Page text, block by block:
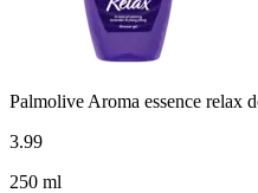
Palmolive Aroma essence relax
3.99
250 ml